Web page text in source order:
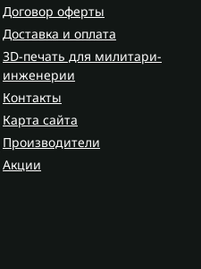
Договор оферты
Доставка и оплата
3D-печать для милитари-
инженерии
Контакты
Карта сайта
Производители
Акции